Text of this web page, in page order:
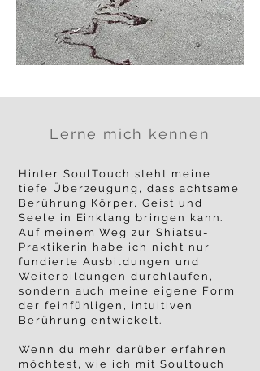
Lerne mich kennen
Hinter SoulTouch steht meine
tiefe Überzeugung, dass achtsame
Berührung Körper, Geist und
Seele in Einklang bringen kann.
Auf meinem Weg zur Shiatsu-
Praktikerin habe ich nicht nur
fundierte Ausbildungen und
Weiterbildungen durchlaufen,
sondern auch meine eigene Form
der feinfühligen, intuitiven
Berührung entwickelt.
Wenn du mehr darüber erfahren
möchtest, wie ich mit Soultouch